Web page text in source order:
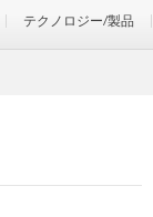
テクノロジー/製品